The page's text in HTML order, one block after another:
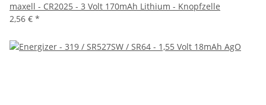
maxell - CR2025 - 3 Volt 170mAh Lithium - Knopfzelle
2,56 € *